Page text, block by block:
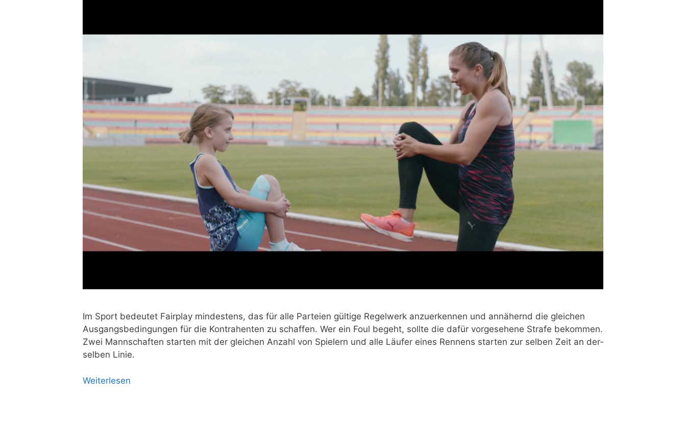
Im Sport bedeu­tet Fair­play min­des­tens, das für alle Par­tei­en gül­ti­ge Regel­werk anzu­er­ken­nen und annä­hernd die glei­chen
Aus­gangs­be­din­gun­gen für die Kon­tra­hen­ten zu schaf­fen. Wer ein Foul begeht, soll­te die dafür vor­ge­se­he­ne Stra­fe bekom­men.
Zwei Mann­schaf­ten star­ten mit der glei­chen Anzahl von Spie­lern und alle Läu­fer eines Ren­nens star­ten zur sel­ben Zeit an der­
sel­ben Linie.
Wei­ter­le­sen